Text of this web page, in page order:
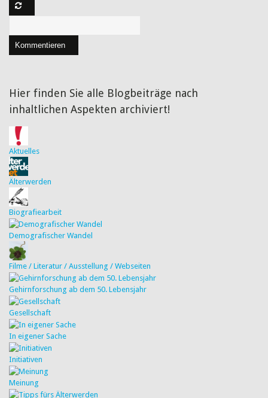
Kommentieren
Hier finden Sie alle Blogbeiträge nach
inhaltlichen Aspekten archiviert!
Aktuelles
Älterwerden
Biografiearbeit
Demografischer Wandel
Filme / Literatur / Ausstellung / Webseiten
Gehirnforschung ab dem 50. Lebensjahr
Gesellschaft
In eigener Sache
Initiativen
Meinung